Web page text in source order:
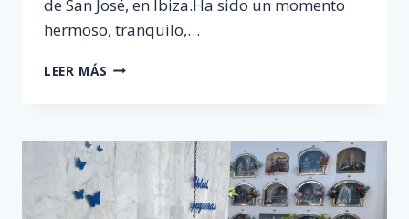
de San José, en Ibiza.Ha sido un momento
hermoso, tranquilo,…
LEER MÁS 15